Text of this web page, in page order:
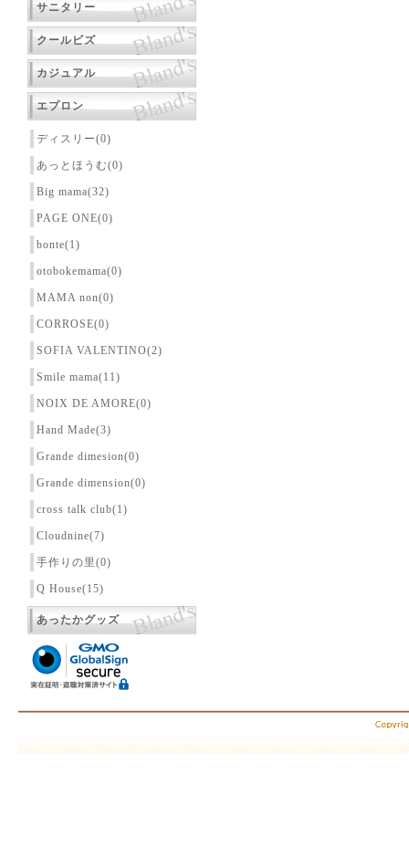
サニタリー
クールビズ
カジュアル
エプロン
ディスリー(0)
あっとほうむ(0)
Big mama(32)
PAGE ONE(0)
bonte(1)
otobokemama(0)
MAMA non(0)
CORROSE(0)
SOFIA VALENTINO(2)
Smile mama(11)
NOIX DE AMORE(0)
Hand Made(3)
Grande dimesion(0)
Grande dimension(0)
cross talk club(1)
Cloudnine(7)
手作りの里(0)
Q House(15)
あったかグッズ